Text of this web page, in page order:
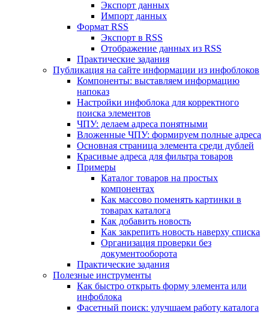
Экспорт данных
Импорт данных
Формат RSS
Экспорт в RSS
Отображение данных из RSS
Практические задания
Публикация на сайте информации из инфоблоков
Компоненты: выставляем информацию
напоказ
Настройки инфоблока для корректного
поиска элементов
ЧПУ: делаем адреса понятными
Вложенные ЧПУ: формируем полные адреса
Основная страница элемента среди дублей
Красивые адреса для фильтра товаров
Примеры
Каталог товаров на простых
компонентах
Как массово поменять картинки в
товарах каталога
Как добавить новость
Как закрепить новость наверху списка
Организация проверки без
документооборота
Практические задания
Полезные инструменты
Как быстро открыть форму элемента или
инфоблока
Фасетный поиск: улучшаем работу каталога